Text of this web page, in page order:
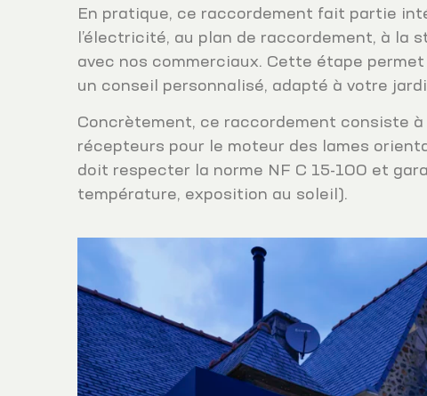
En pratique, ce raccordement fait partie
l’électricité, au plan de raccordement, à
avec nos commerciaux. Cette étape
un conseil personnalisé, adapté à votre
Concrètement, ce raccordement consiste
récepteurs pour le moteur des lames
doit respecter la norme NF C 15-100 et
température, exposition au soleil).